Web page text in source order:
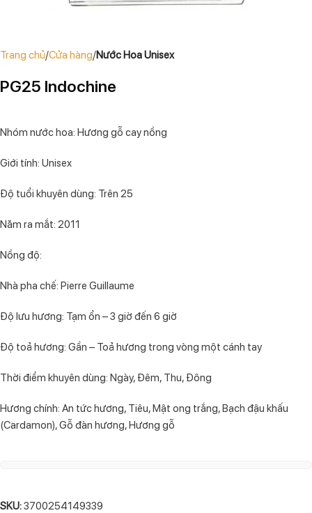
Trang chủ Cửa hàng Nước Hoa Unisex
PG25 Indochine
Nhóm nước hoa: Hương gỗ cay nồng
Giới tính: Unisex
Độ tuổi khuyên dùng: Trên 25
Năm ra mắt: 2011
Nồng độ:
Nhà pha chế: Pierre Guillaume
Độ lưu hương: Tạm ổn – 3 giờ đến 6 giờ
Độ toả hương: Gần – Toả hương trong vòng một cánh tay
Thời điểm khuyên dùng: Ngày, Đêm, Thu, Đông
Hương chính: An tức hương, Tiêu, Mật ong trắng, Bạch đậu khấu
(Cardamon), Gỗ đàn hương, Hương gỗ
SKU:3700254149339